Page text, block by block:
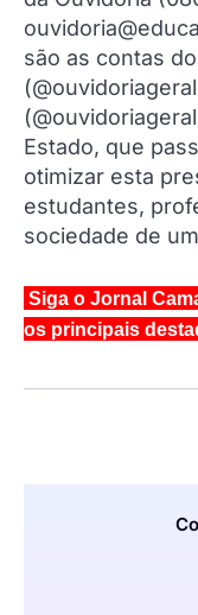
são as contas
Estado, que
otimizar esta
estudantes,
sociedade de
Siga o Jornal
os principais